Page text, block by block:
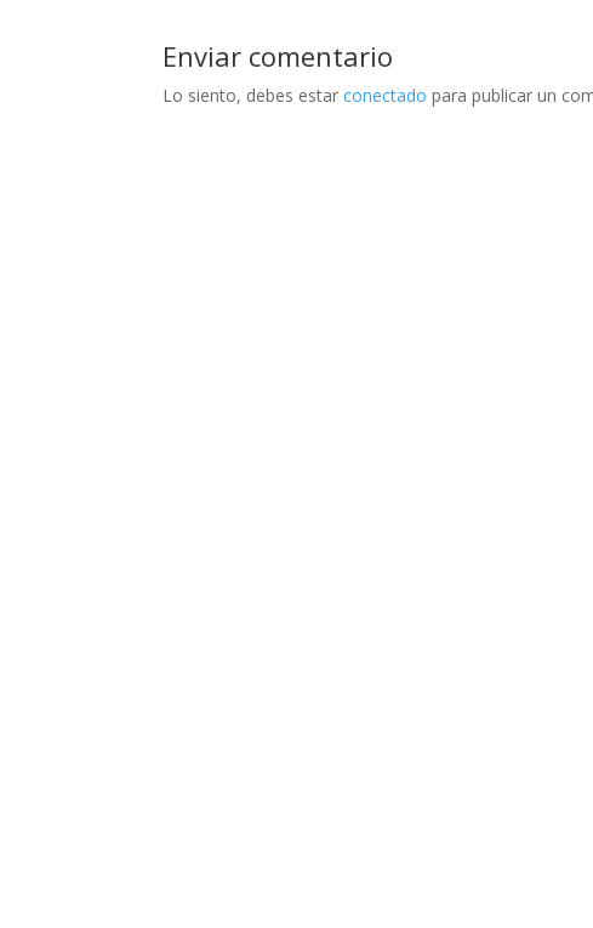
Enviar comentario
Lo siento, debes estarconectado para publicar un